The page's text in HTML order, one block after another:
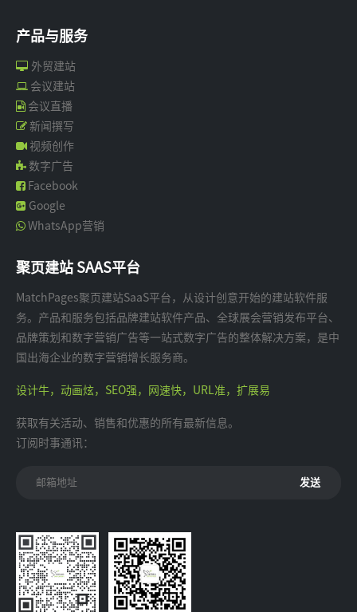
产品与服务
外贸建站
会议建站
会议直播
新闻撰写
视频创作
数字广告
Facebook
Google
WhatsApp营销
聚页建站 SAAS平台
MatchPages聚页建站SaaS平台，从设计创意开始的建站软件服
务。产品和服务包括品牌建站软件产品、全球展会营销发布平台、
品牌策划和数字营销广告等一站式数字广告的整体解决方案，是中
国出海企业的数字营销增长服务商。
设计牛，动画炫，SEO强，网速快，URL准，扩展易
获取有关活动、销售和优惠的所有最新信息。
订阅时事通讯：
发送